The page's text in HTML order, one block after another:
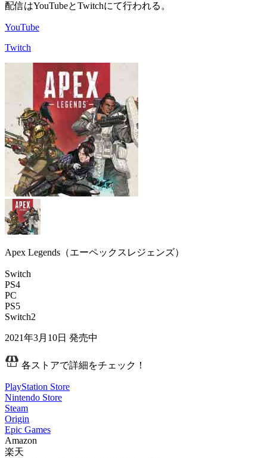
配信はYouTubeとTwitchにて行われる。
YouTube
Twitch
Apex Legends（エーペックスレジェンズ）
Switch
PS4
PC
PS5
Switch2
2021年3月10日 発売中
各ストアで詳細をチェック！
PlayStation Store
Nintendo Store
Steam
Origin
Epic Games
Amazon
楽天